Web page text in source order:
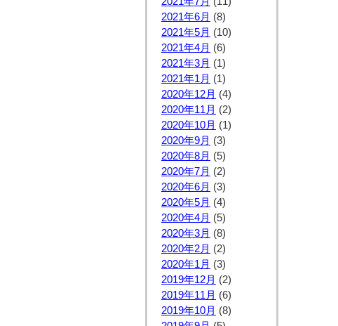
2021年6月 (8)
2021年5月 (10)
2021年4月 (6)
2021年3月 (1)
2021年1月 (1)
2020年12月 (4)
2020年11月 (2)
2020年10月 (1)
2020年9月 (3)
2020年8月 (5)
2020年7月 (2)
2020年6月 (3)
2020年5月 (4)
2020年4月 (5)
2020年3月 (8)
2020年2月 (2)
2020年1月 (3)
2019年12月 (2)
2019年11月 (6)
2019年10月 (8)